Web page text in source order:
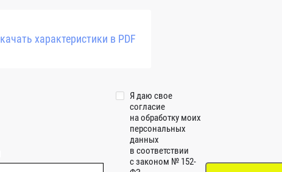
характеристики в PDF
Я даю свое
согласие
на обработку моих
персональных
данных
в соответствии
с законом № 152-